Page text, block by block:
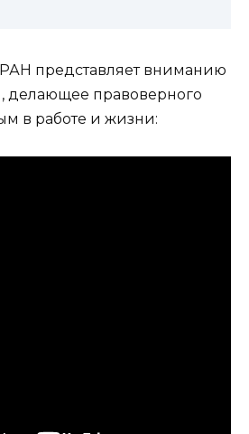
представляет вниманию
делающее правоверного
в работе и жизни: